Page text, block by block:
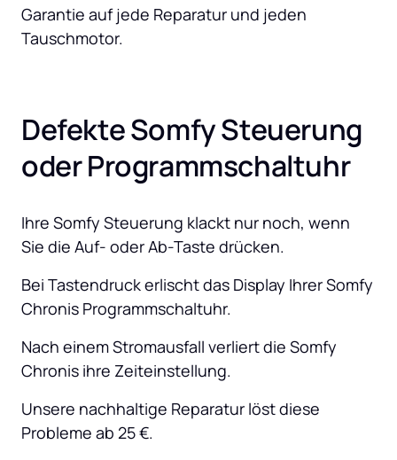
Garantie auf jede Reparatur und jeden
Tauschmotor.
Defekte Somfy Steuerung
oder Programmschaltuhr
Ihre Somfy Steuerung klackt nur noch, wenn
Sie die Auf- oder Ab-Taste drücken.
Bei Tastendruck erlischt das Display Ihrer Somfy
Chronis Programmschaltuhr.
Nach einem Stromausfall verliert die Somfy
Chronis ihre Zeiteinstellung.
Unsere nachhaltige Reparatur löst diese
Probleme ab 25 €.